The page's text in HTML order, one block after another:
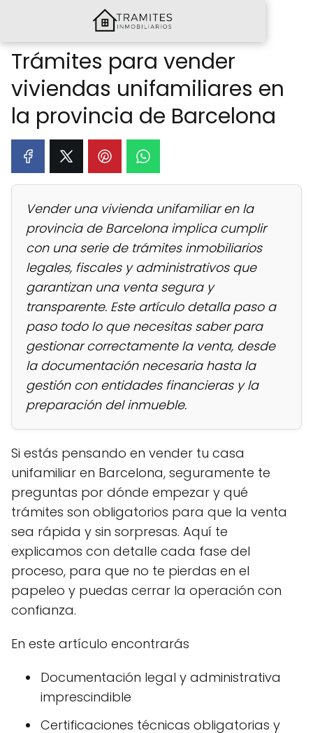
Trámites para vender
viviendas unifamiliares en
la provincia de Barcelona
Vender una vivienda unifamiliar en la
provincia de Barcelona implica cumplir
con una serie de trámites inmobiliarios
legales, fiscales y administrativos que
garantizan una venta segura y
transparente. Este artículo detalla paso a
paso todo lo que necesitas saber para
gestionar correctamente la venta, desde
la documentación necesaria hasta la
gestión con entidades financieras y la
preparación del inmueble.
Si estás pensando en vender tu casa
unifamiliar en Barcelona, seguramente te
preguntas por dónde empezar y qué
trámites son obligatorios para que la venta
sea rápida y sin sorpresas. Aquí te
explicamos con detalle cada fase del
proceso, para que no te pierdas en el
papeleo y puedas cerrar la operación con
confianza.
En este artículo encontrarás
Documentación legal y administrativa
imprescindible
Certificaciones técnicas obligatorias y